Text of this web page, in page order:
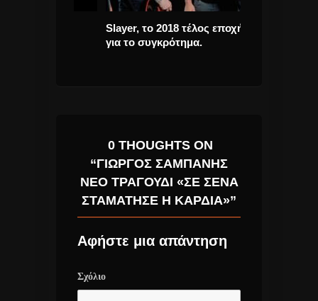
Slayer, το 2018 τέλος εποχής
για το συγκρότημα.
0 THOUGHTS ON
“ΓΙΏΡΓΟΣ ΣΑΜΠΆΝΗΣ
ΝΈΟ ΤΡΑΓΟΎΔΙ «ΣΕ ΣΈΝΑ
ΣΤΑΜΆΤΗΣΕ Η ΚΑΡΔΙΆ»”
Αφήστε μια απάντηση
Σχόλιο